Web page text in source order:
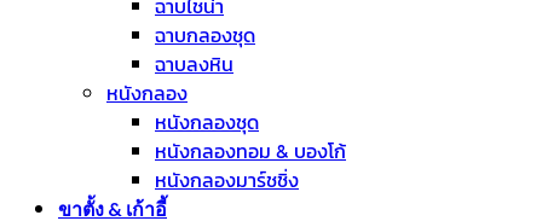
ฉาบไชน่า
ฉาบกลองชุด
ฉาบลงหิน
หนังกลอง
หนังกลองชุด
หนังกลองทอม & บองโก้
หนังกลองมาร์ชชิ่ง
ขาตั้ง & เก้าอี้